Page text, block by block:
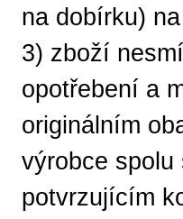
na dobírku)
3) zboží
opotřebení a
originálním
výrobce spolu
potvrzujícím